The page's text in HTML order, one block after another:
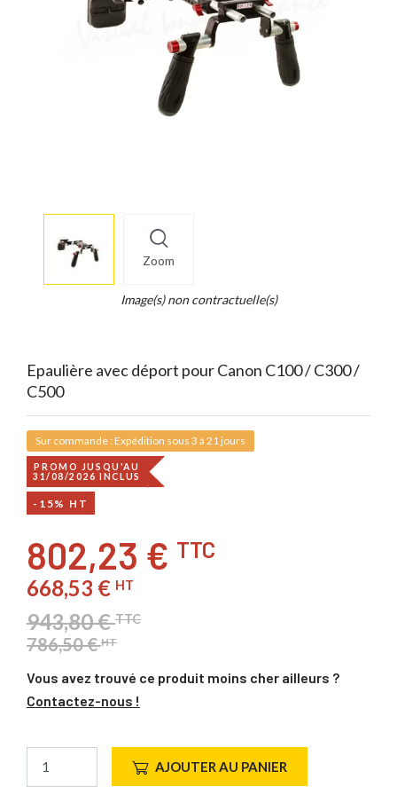
Zoom
info
Legend...
Image(s) non contractuelle(s)
Epaulière avec déport pour Canon C100 / C300 /
C500
Sur commande : Expédition sous 3 à 21 jours
PROMO JUSQU'AU
31/08/2026 INCLUS
-15% HT
802,23 € TTC
668,53 € HT
943,80 €TTC
786,50 €HT
Vous avez trouvé ce produit moins cher ailleurs ?
Contactez-nous !
AJOUTER AU PANIER